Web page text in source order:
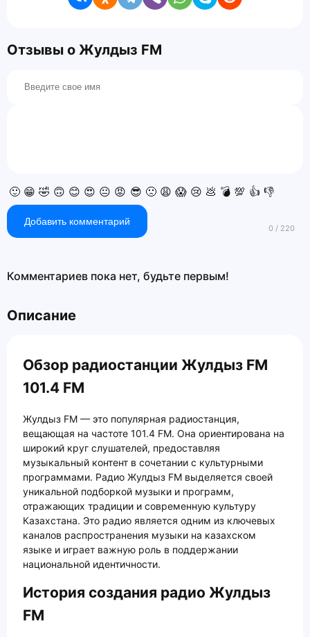
Отзывы о Жулдыз FM
🙂 😁 🤣 🙃 😊 😍 😐 😡 😎 🙁 😩 😱 😢 💩 💣 💯 👍 👎
Добавить комментарий
Комментариев пока нет, будьте первым!
Описание
Обзор радиостанции Жулдыз FM
101.4 FM
Жулдыз FM — это популярная радиостанция,
вещающая на частоте 101.4 FM. Она ориентирована на
широкий круг слушателей, предоставляя
музыкальный контент в сочетании с культурными
программами. Радио Жулдыз FM выделяется своей
уникальной подборкой музыки и программ,
отражающих традиции и современную культуру
Казахстана. Это радио является одним из ключевых
каналов распространения музыки на казахском
языке и играет важную роль в поддержании
национальной идентичности.
История создания радио Жулдыз
FM